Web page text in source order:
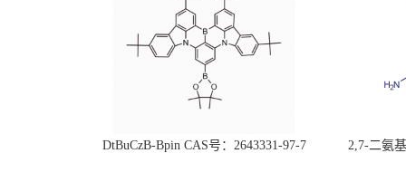
DtBuCzB-Bpin CAS号：2643331-97-7
2,7-二氨